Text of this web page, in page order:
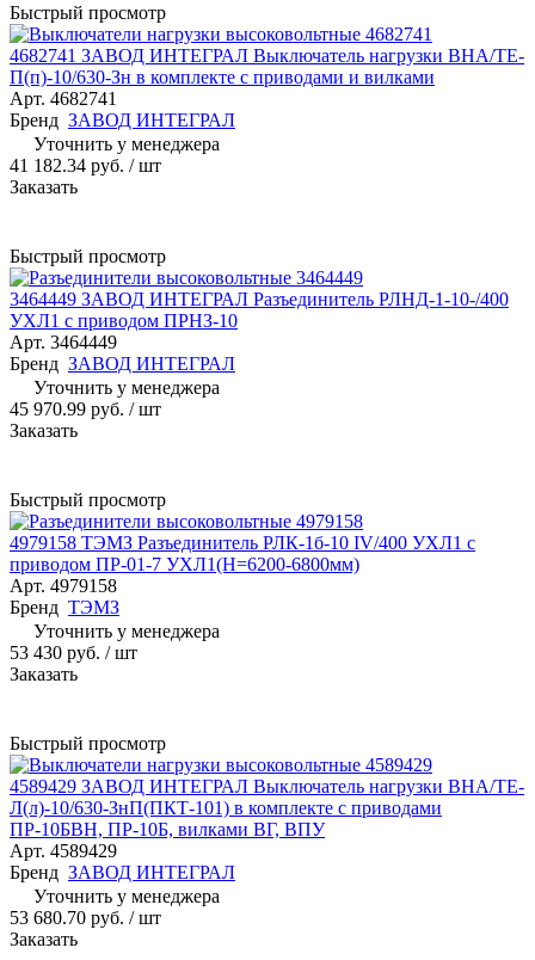
Быстрый просмотр
4682741 ЗАВОД ИНТЕГРАЛ Выключатель нагрузки ВНА/ТЕ-
П(п)-10/630-Зн в комплекте с приводами и вилками
Арт. 4682741
Бренд ЗАВОД ИНТЕГРАЛ
Уточнить у менеджера
41 182.34 руб. / шт
Заказать
Быстрый просмотр
3464449 ЗАВОД ИНТЕГРАЛ Разъединитель РЛНД-1-10-/400
УХЛ1 с приводом ПРНЗ-10
Арт. 3464449
Бренд ЗАВОД ИНТЕГРАЛ
Уточнить у менеджера
45 970.99 руб. / шт
Заказать
Быстрый просмотр
4979158 ТЭМЗ Разъединитель РЛК-1б-10 IV/400 УХЛ1 с
приводом ПР-01-7 УХЛ1(Н=6200-6800мм)
Арт. 4979158
Бренд ТЭМЗ
Уточнить у менеджера
53 430 руб. / шт
Заказать
Быстрый просмотр
4589429 ЗАВОД ИНТЕГРАЛ Выключатель нагрузки ВНА/ТЕ-
Л(л)-10/630-ЗнП(ПКТ-101) в комплекте с приводами
ПР-10БВН, ПР-10Б, вилками ВГ, ВПУ
Арт. 4589429
Бренд ЗАВОД ИНТЕГРАЛ
Уточнить у менеджера
53 680.70 руб. / шт
Заказать